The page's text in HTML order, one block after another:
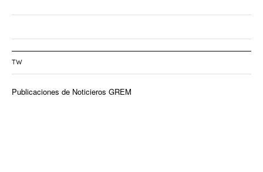
TW
Publicaciones de Noticieros GREM